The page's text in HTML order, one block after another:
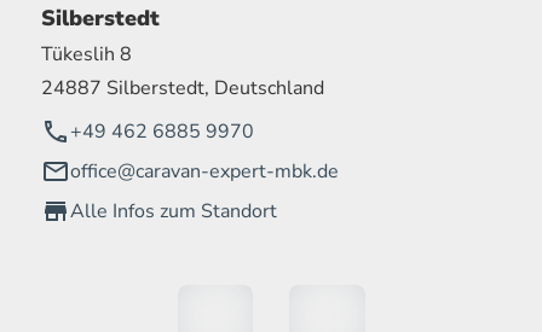
Silberstedt
Tükeslih 8
24887 Silberstedt, Deutschland
+49 462 6885 9970
office@caravan-expert-mbk.de
Alle Infos zum Standort